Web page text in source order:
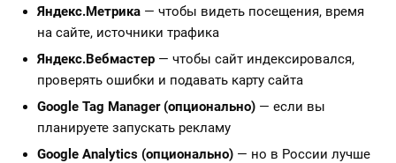
Яндекс.Метрика — чтобы видеть посещения, время
на сайте, источники трафика
Яндекс.Вебмастер — чтобы сайт индексировался,
проверять ошибки и подавать карту сайта
Google Tag Manager (опционально) — если вы
планируете запускать рекламу
Google Analytics (опционально) — но в России лучше